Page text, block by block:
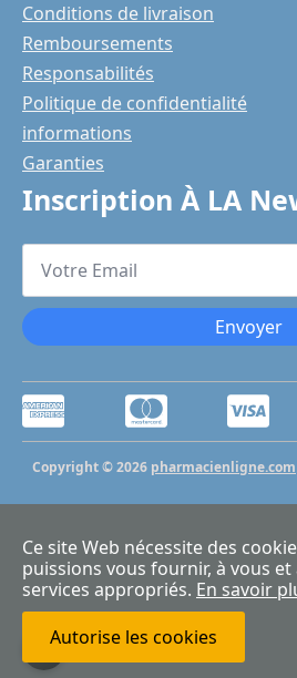
Conditions de livraison
Remboursements
Responsabilités
Politique de confidentialité
informations
Garanties
Inscription À LA
Votre
Email
Envoyer
Copyright © 2026 pharmacienligne.com
Ce site Web nécessite des
puissions vous fournir, à vous et
services appropriés. En savoir
Autorise les cookies